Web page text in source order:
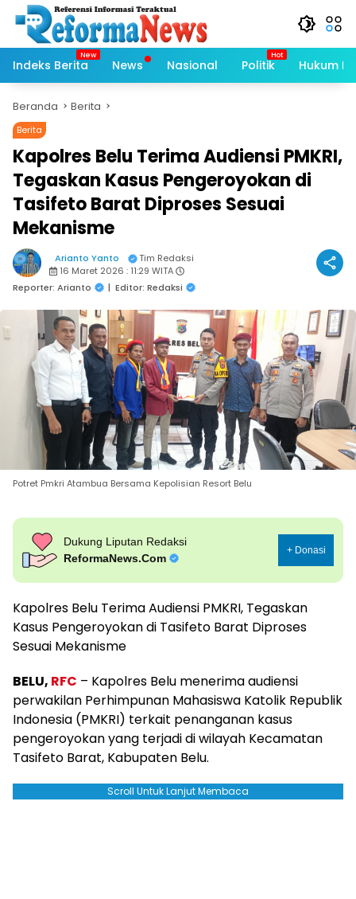
Langsung
konten
Indeks Berita
News Nasional Politik Hukum
Beranda Berita
Berita
Kapolres Belu Terima Audiensi PMKRI,
Tegaskan Kasus Pengeroyokan di
Tasifeto Barat Diproses Sesuai
Mekanisme
Arianto Yanto
Tim Redaksi
16 Maret 2026 : 11:29 WITA
Reporter: Arianto
| Editor: Redaksi
Potret Pmkri Atambua Bersama Kepolisian Resort Belu
Dukung Liputan Redaksi
ReformaNews.Com
+ Donasi
Kapolres Belu Terima Audiensi PMKRI, Tegaskan
Kasus Pengeroyokan di Tasifeto Barat Diproses
Sesuai Mekanisme
BELU, RFC – Kapolres Belu menerima audiensi
perwakilan Perhimpunan Mahasiswa Katolik Republik
Indonesia (PMKRI) terkait penanganan kasus
pengeroyokan yang terjadi di wilayah Kecamatan
Tasifeto Barat, Kabupaten Belu.
Scroll Untuk Lanjut Membaca